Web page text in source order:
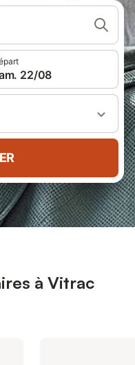
22/08
à Vitrac